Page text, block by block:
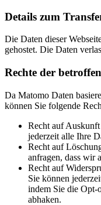
Details zum
Die Daten dieser
gehostet. Die Daten
Rechte der
Da Matomo Daten
können Sie folgende
Recht auf
jederzeit alle Ihre
Recht auf
anfragen, dass wir
Recht auf
Sie können
indem Sie die Opt-
abhaken.